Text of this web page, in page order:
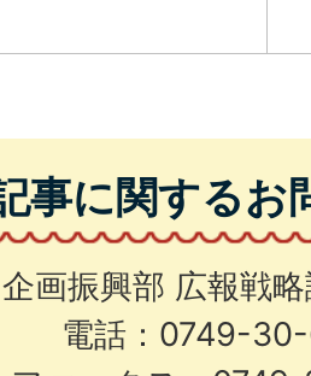
事に関するお
企画振興部 広報戦
電話：0749-